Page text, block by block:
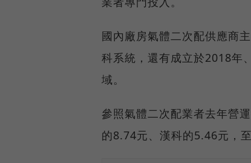
國內廠房氣體二次配供應商
科系統，還有成立於2018年
域。
參照氣體二次配業者去年營
的8.74元、漢科的5.46元，